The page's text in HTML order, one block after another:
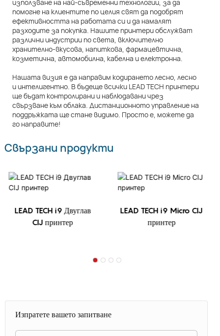
използване на най-съвременни технологии, за да
помогне на клиентите по целия свят да подобрят
ефективността на работата си и да намалят
разходите за покупка. Нашите принтери обслужват
различни индустрии по света, включително
хранително-вкусова, напиткова, фармацевтична,
козметична, автомобилна, кабелна и електронна.
Нашата визия е да направим кодирането лесно, лесно
и интелигентно. В бъдеще всички LEAD TECH принтери
ще бъдат контролирани и наблюдавани чрез
свързване към облака. Дистанционното управление на
поддръжката ще стане видимо. Просто е, можете да
го направите!
Свързани продукти
LEAD TECH i9 Двуглав
CIJ принтер
LEAD TECH i9 Micro CIJ
принтер
Изпратете вашето запитване